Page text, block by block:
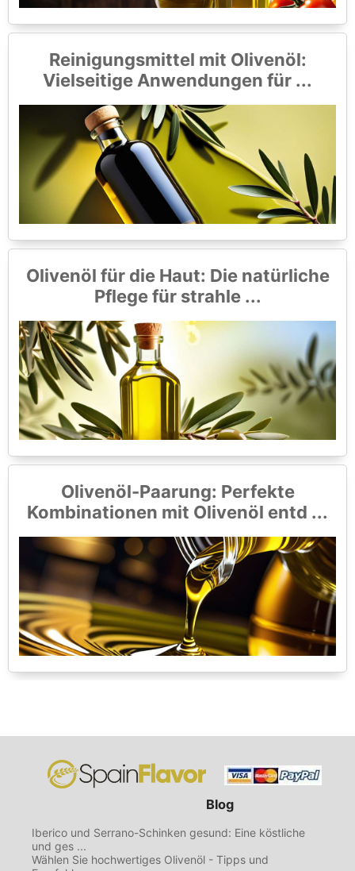
Reinigungsmittel mit Olivenöl:
Vielseitige Anwendungen für ...
Olivenöl für die Haut: Die natürliche
Pflege für strahle ...
Olivenöl-Paarung: Perfekte
Kombinationen mit Olivenöl entd ...
Blog
Iberico und Serrano-Schinken gesund: Eine köstliche
und ges ...
Wählen Sie hochwertiges Olivenöl - Tipps und